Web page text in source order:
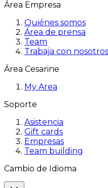
Área Empresa
Quiénes somos
Área de prensa
Team
Trabaja con nosotros
Área Cesarine
My Area
Soporte
Asistencia
Gift cards
Empresas
Team building
Cambio de Idioma